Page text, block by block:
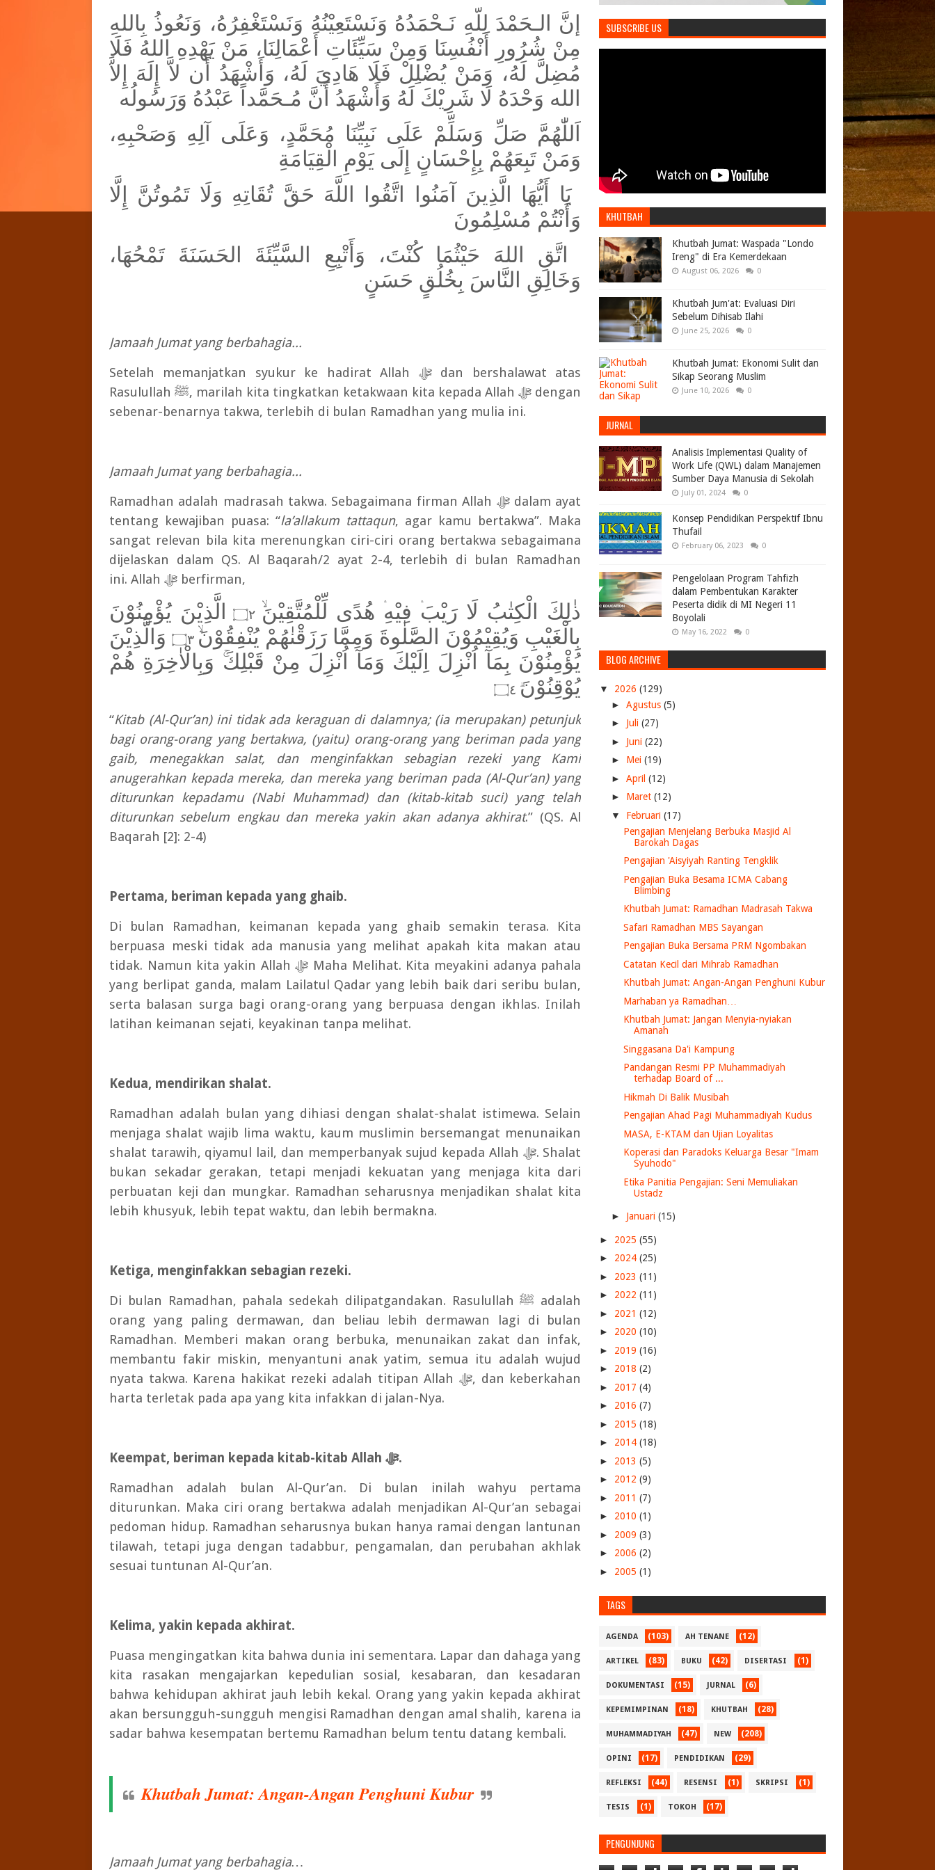
إنَّ الـحَمْدَ لِلّهِ نَـحْمَدُهُ وَنَسْتَعِيْنُهُ وَنَسْتَغْفِرُهُ، وَنَعُوذُ بِاللهِ
مِنْ شُرُورِ أَنْفُسِنَا وَمِنْ سَيِّئَاتِ أَعْمَالِنَا، مَنْ يَهْدِهِ اللهُ فَلَا
مُضِلَّ لَهُ، وَمَنْ يُضْلِلْ فَلَا هَادِيَ لَهُ، وَأَشْهَدُ أَن لاَّ إِلَهَ إِلاَّ
الله وَحْدَهُ لَا شَرِيْكَ لَهُ وَأَشْهَدُ أَنَّ مُـحَمَّداً عَبْدُهُ وَرَسُولُه
اَللّٰهُمَّ صَلِّ وَسَلِّمْ عَلَى نَبِيِّنَا مُحَمَّدٍ، وَعَلَى آلِهِ وَصَحْبِهِ،
وَمَنْ تَبِعَهُمْ بِإِحْسَانٍ إِلَى يَوْمِ الْقِيَامَةِ
يَا أَيُّهَا الَّذِينَ آمَنُوا اتَّقُوا اللَّهَ حَقَّ تُقَاتِهِ وَلَا تَمُوتُنَّ إِلَّا
وَأَنْتُمْ مُسْلِمُونَ
اتَّقِ اللهَ حَيْثُمَا كُنْتَ، وَأَتْبِعِ السَّيِّئَةَ الحَسَنَةَ تَمْحُهَا،
وَخَالِقِ النَّاسَ بِخُلُقٍ حَسَنٍ
Jamaah Jumat yang berbahagia...
Setelah memanjatkan syukur ke hadirat Allah ﷻdan bershalawat atas
Rasulullahﷺ, marilah kita tingkatkan ketakwaan kita kepada Allahﷻ dengan
sebenar-benarnya takwa, terlebih di bulan Ramadhan yang mulia ini.
Jamaah Jumat yang berbahagia...
Ramadhan adalah madrasah takwa. Sebagaimana firman Allah ﷻ dalam ayat
tentang kewajiban puasa: “la’allakum tattaqun, agar kamu bertakwa”. Maka
sangat relevan bila kita merenungkan ciri-ciri orang bertakwa sebagaimana
dijelaskan dalam QS. Al Baqarah/2 ayat 2-4, terlebih di bulan Ramadhan
ini. Allah ﷻ berfirman,
ذٰلِكَ الْكِتٰبُ لَا رَيْبَ فِيْهِ هُدًى لِّلْمُتَّقِيْنَ
الَّذِيْنَ يُؤْمِنُوْنَ
بِالْغَيْبِ وَيُقِيْمُوْنَ الصَّلٰوةَ وَمِمَّا رَزَقْنٰهُمْ يُنْفِقُوْنَ
و َالَّذِيْنَ
يُؤْمِنُوْنَ بِمَآ اُنْزِلَ اِلَيْكَ وَمَآ اُنْزِلَ مِنْ قَبْلِكَ وَبِالْاٰخِرَةِ هُمْ
يُوْقِنُوْنَ
“Kitab (Al-Qur’an) ini tidak ada keraguan di dalamnya; (ia merupakan) petunjuk
bagi orang-orang yang bertakwa, (yaitu) orang-orang yang beriman pada yang
gaib, menegakkan salat, dan menginfakkan sebagian rezeki yang Kami
anugerahkan kepada mereka, dan mereka yang beriman pada (Al-Qur’an) yang
diturunkan kepadamu (Nabi Muhammad) dan (kitab-kitab suci) yang telah
diturunkan sebelum engkau dan mereka yakin akan adanya akhirat.” (QS. Al
Baqarah [2]: 2-4)
Pertama, beriman kepada yang ghaib.
Di bulan Ramadhan, keimanan kepada yang ghaib semakin terasa. Kita
berpuasa meski tidak ada manusia yang melihat apakah kita makan atau
tidak. Namun kita yakin Allahﷻ Maha Melihat. Kita meyakini adanya pahala
yang berlipat ganda, malam Lailatul Qadar yang lebih baik dari seribu bulan,
serta balasan surga bagi orang-orang yang berpuasa dengan ikhlas. Inilah
latihan keimanan sejati, keyakinan tanpa melihat.
Kedua, mendirikan shalat.
Ramadhan adalah bulan yang dihiasi dengan shalat-shalat istimewa. Selain
menjaga shalat wajib lima waktu, kaum muslimin bersemangat menunaikan
shalat tarawih, qiyamul lail, dan memperbanyak sujud kepada Allah ﷻ. Shalat
bukan sekadar gerakan, tetapi menjadi kekuatan yang menjaga kita dari
perbuatan keji dan mungkar. Ramadhan seharusnya menjadikan shalat kita
lebih khusyuk, lebih tepat waktu, dan lebih bermakna.
Ketiga, menginfakkan sebagian rezeki.
Di bulan Ramadhan, pahala sedekah dilipatgandakan. Rasulullahﷺ adalah
orang yang paling dermawan, dan beliau lebih dermawan lagi di bulan
Ramadhan. Memberi makan orang berbuka, menunaikan zakat dan infak,
membantu fakir miskin, menyantuni anak yatim, semua itu adalah wujud
nyata takwa. Karena hakikat rezeki adalah titipan Allah ﷻ, dan keberkahan
harta terletak pada apa yang kita infakkan di jalan-Nya.
Keempat, beriman kepada kitab-kitab Allah ﷻ.
Ramadhan adalah bulan Al-Qur’an. Di bulan inilah wahyu pertama
diturunkan. Maka ciri orang bertakwa adalah menjadikan Al-Qur’an sebagai
pedoman hidup. Ramadhan seharusnya bukan hanya ramai dengan lantunan
tilawah, tetapi juga dengan tadabbur, pengamalan, dan perubahan akhlak
sesuai tuntunan Al-Qur’an.
Kelima, yakin kepada akhirat.
Puasa mengingatkan kita bahwa dunia ini sementara. Lapar dan dahaga yang
kita rasakan mengajarkan kepedulian sosial, kesabaran, dan kesadaran
bahwa kehidupan akhirat jauh lebih kekal. Orang yang yakin kepada akhirat
akan bersungguh-sungguh mengisi Ramadhan dengan amal shalih, karena ia
sadar bahwa kesempatan bertemu Ramadhan belum tentu datang kembali.
Khutbah Jumat: Angan-Angan Penghuni Kubur
Jamaah Jumat yang berbahagia…
SUBSCRIBE US
KHUTBAH
Khutbah Jumat: Waspada "Londo
Ireng" di Era Kemerdekaan
August 06, 2026 0
Khutbah Jum'at: Evaluasi Diri
Sebelum Dihisab Ilahi
June 25, 2026 0
Khutbah Jumat: Ekonomi Sulit dan
Sikap Seorang Muslim
June 10, 2026 0
JURNAL
Analisis Implementasi Quality of
Work Life (QWL) dalam Manajemen
Sumber Daya Manusia di Sekolah
July 01, 2024 0
Konsep Pendidikan Perspektif Ibnu
Thufail
February 06, 2023 0
Pengelolaan Program Tahfizh
dalam Pembentukan Karakter
Peserta didik di MI Negeri 11
Boyolali
May 16, 2022 0
BLOG ARCHIVE
▼ 2026 (129)
► Agustus (5)
► Juli (27)
► Juni (22)
► Mei (19)
► April (12)
► Maret (12)
▼ Februari (17)
Pengajian Menjelang Berbuka Masjid Al
Barokah Dagas
Pengajian 'Aisyiyah Ranting Tengklik
Pengajian Buka Besama ICMA Cabang
Blimbing
Khutbah Jumat: Ramadhan Madrasah Takwa
Safari Ramadhan MBS Sayangan
Pengajian Buka Bersama PRM Ngombakan
Catatan Kecil dari Mihrab Ramadhan
Khutbah Jumat: Angan-Angan Penghuni Kubur
Marhaban ya Ramadhan…
Khutbah Jumat: Jangan Menyia-nyiakan
Amanah
Singgasana Da'i Kampung
Pandangan Resmi PP Muhammadiyah
terhadap Board of ...
Hikmah Di Balik Musibah
Pengajian Ahad Pagi Muhammadiyah Kudus
MASA, E-KTAM dan Ujian Loyalitas
Koperasi dan Paradoks Keluarga Besar "Imam
Syuhodo"
Etika Panitia Pengajian: Seni Memuliakan
Ustadz
► Januari (15)
► 2025 (55)
► 2024 (25)
► 2023 (11)
► 2022 (11)
► 2021 (12)
► 2020 (10)
► 2019 (16)
► 2018 (2)
► 2017 (4)
► 2016 (7)
► 2015 (18)
► 2014 (18)
► 2013 (5)
► 2012 (9)
► 2011 (7)
► 2010 (1)
► 2009 (3)
► 2006 (2)
► 2005 (1)
TAGS
AGENDA (103) AH TENANE (12)
ARTIKEL (83) BUKU (42) DISERTASI (1)
DOKUMENTASI (15) JURNAL (6)
KEPEMIMPINAN (18) KHUTBAH (28)
MUHAMMADIYAH (47) NEW (208)
OPINI (17) PENDIDIKAN (29)
REFLEKSI (44) RESENSI (1) SKRIPSI (1)
TESIS (1) TOKOH (17)
PENGUNJUNG